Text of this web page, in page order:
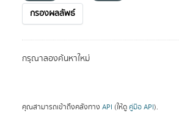
กรองผลลัพธ์
กรุณาลองค้นหาใหม่
คุณสามารถเข้าถึงคลังทาง API (ให้ดู คู่มือ API).